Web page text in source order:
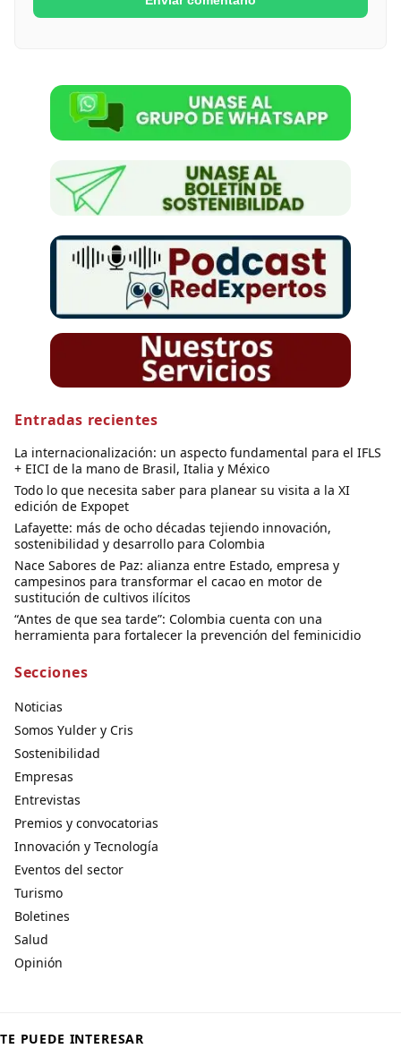
Entradas recientes
La internacionalización: un aspecto fundamental para el IFLS
+ EICI de la mano de Brasil, Italia y México
Todo lo que necesita saber para planear su visita a la XI
edición de Expopet
Lafayette: más de ocho décadas tejiendo innovación,
sostenibilidad y desarrollo para Colombia
Nace Sabores de Paz: alianza entre Estado, empresa y
campesinos para transformar el cacao en motor de
sustitución de cultivos ilícitos
“Antes de que sea tarde”: Colombia cuenta con una
herramienta para fortalecer la prevención del feminicidio
Secciones
Noticias
Somos Yulder y Cris
Sostenibilidad
Empresas
Entrevistas
Premios y convocatorias
Innovación y Tecnología
Eventos del sector
Turismo
Boletines
Salud
Opinión
TE PUEDE INTERESAR